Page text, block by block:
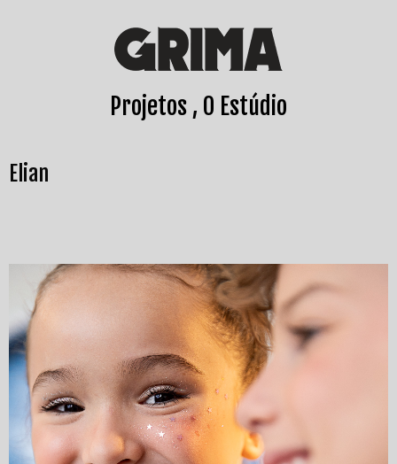
Projetos O Estúdio
Elian